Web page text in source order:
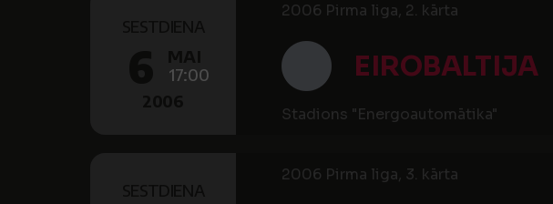
17:00
2006 Pirma liga, 2. kārta
EIROBALTIJA
Stadions "Energoautomātika"
2006 Pirma liga, 3. kārta